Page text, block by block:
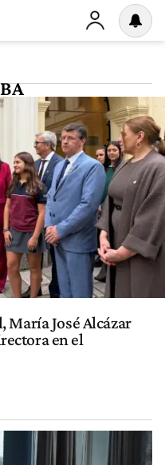
María José Alcázar
en el